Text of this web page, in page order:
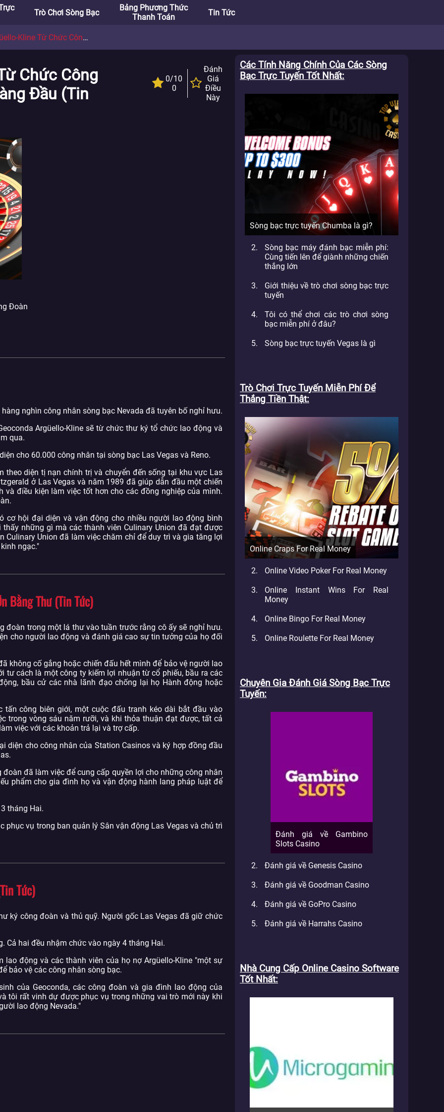
Các Tính Năng Chính Của Các Sòng
Bạc Trực Tuyến Tốt Nhất
Sòng bạc trực tuyến Chumba là gì?
Sòng bạc máy đánh bạc miễn phí:
Cùng tiến lên để giành những chiến
thắng lớn
Giới thiệu về trò chơi sòng bạc trực
tuyến
Tôi có thể chơi các trò chơi sòng
bạc miễn phí ở đâu?
Sòng bạc trực tuyến Vegas là gì
Trò Chơi Trực Tuyến Miễn Phí Để
Thắng Tiền Thật
Online Craps For Real Money
Online Video Poker For Real Money
Online Instant Wins For Real
Money
Online Bingo For Real Money
Online Roulette For Real Money
Chuyên Gia Đánh Giá Sòng Bạc Trực
Tuyến
Đánh giá về Gambino
Slots Casino
Đánh giá về Genesis Casino
Đánh giá về Goodman Casino
Đánh giá về GoPro Casino
Đánh giá về Harrahs Casino
Nhà Cung Cấp Online Casino Software
Tốt Nhất
Trò Chơi Sòng Bạc
Bảng Phương Thức
Thanh Toán
Tin Tức
Công Đoàn Sòng Bạc Nevada Hàng Đầu
Chức Công
Đầu (Tin
0/10
0
Đánh
Giá
Điều
Này
Đoàn
nghìn công nhân sòng bạc Nevada đã tuyên bố nghỉ hưu.
Argüello-Kline sẽ từ chức thư ký tổ chức lao động và
qua.
cho 60.000 công nhân tại sòng bạc Las Vegas và Reno.
theo diện tị nạn chính trị và chuyển đến sống tại khu vực Las
ở Las Vegas và năm 1989 đã giúp dẫn đầu một chiến
điều kiện làm việc tốt hơn cho các đồng nghiệp của mình.
cơ hội đại diện và vận động cho nhiều người lao động bình
những gì mà các thành viên Culinary Union đã đạt được
Union đã làm việc chăm chỉ để duy trì và gia tăng lợi
ngạc."
Bằng Thư (Tin Tức)
đoàn trong một lá thư vào tuần trước rằng cô ấy sẽ nghỉ hưu.
cho người lao động và đánh giá cao sự tin tưởng của họ đối
không cố gắng hoặc chiến đấu hết mình để bảo vệ người lao
tư cách là một công ty kiếm lợi nhuận từ cổ phiếu, bầu ra các
bầu cử các nhà lãnh đạo chống lại họ Hành động hoặc
công biên giới, một cuộc đấu tranh kéo dài bắt đầu vào
trong vòng sáu năm rưỡi, và khi thỏa thuận đạt được, tất cả
việc với các khoản trả lại và trợ cấp.
diện cho công nhân của Station Casinos và ký hợp đồng đầu
đã làm việc để cung cấp quyền lợi cho những công nhân
phẩm cho gia đình họ và vận động hành lang pháp luật để
tháng Hai.
phục vụ trong ban quản lý Sân vận động Las Vegas và chủ trì
Tức)
ký công đoàn và thủ quỹ. Người gốc Las Vegas đã giữ chức
Cả hai đều nhậm chức vào ngày 4 tháng Hai.
động và các thành viên của họ nợ Argüello-Kline "một sự
bảo vệ các công nhân sòng bạc.
của Geoconda, các công đoàn và gia đình lao động của
tôi rất vinh dự được phục vụ trong những vai trò mới này khi
lao động Nevada."